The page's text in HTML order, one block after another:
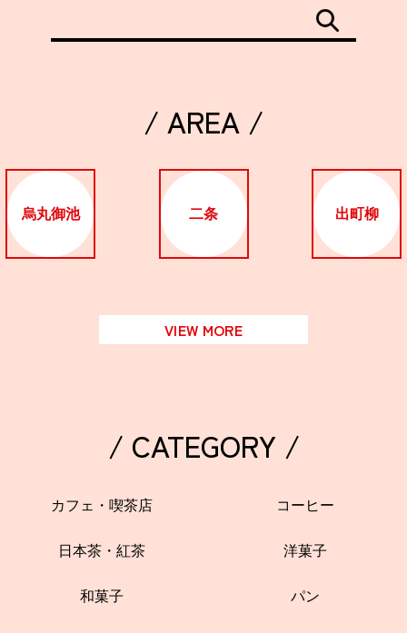
/ AREA /
烏丸御池 二条 出町柳
VIEW MORE
/ CATEGORY /
カフェ・喫茶店 コーヒー
日本茶・紅茶 洋菓子
和菓子 パン